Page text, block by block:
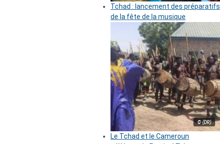
Tchad : lancement des préparatifs
de la fête de la musique
© (DR)
Le Tchad et le Cameroun